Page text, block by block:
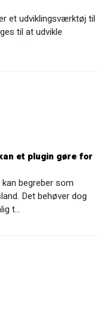
et udviklingsværktøj til
til at udvikle
et plugin gøre for
begreber som
Det behøver dog
t…